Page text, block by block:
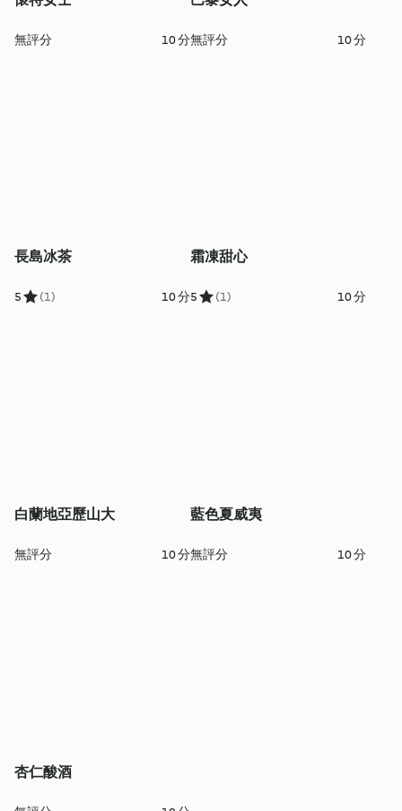
無評分 10 分無評分 10 分
長島冰茶
5 (1) 10 分
霜凍甜心
5 (1) 10 分
白蘭地亞歷山大
無評分 10 分
藍色夏威夷
無評分 10 分
杏仁酸酒